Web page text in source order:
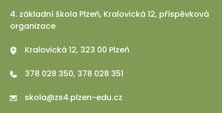
4. základní škola Plzeň, Kralovická 12, příspěvková
organizace
Kralovická 12, 323 00 Plzeň
378 028 350, 378 028 351
skola@zs4.plzen-edu.cz